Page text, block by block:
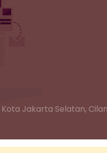
Kota Jakarta Selatan,